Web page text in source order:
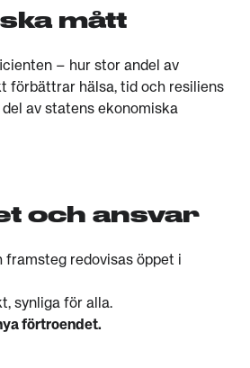
mått
– hur stor andel av
förbättrar hälsa, tid och resiliens
av statens ekonomiska
och ansvar
framsteg redovisas öppet i
synliga för alla.
förtroendet.